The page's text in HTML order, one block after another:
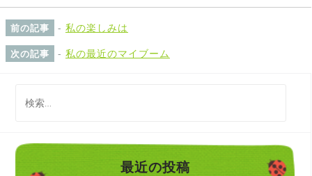
前の記事 - 私の楽しみは
次の記事 - 私の最近のマイブーム
最近の投稿